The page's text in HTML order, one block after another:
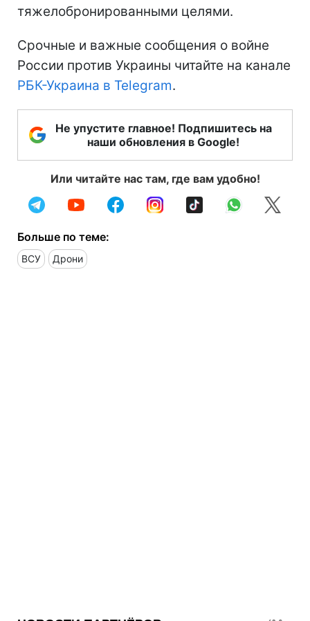
тяжелобронированными целями.
Срочные и важные сообщения о войне
России против Украины читайте на канале
РБК-Украина в Telegram.
Не упустите главное! Подпишитесь на
наши обновления в Google!
Или читайте нас там, где вам удобно!
Больше по теме:
ВСУ Дрони